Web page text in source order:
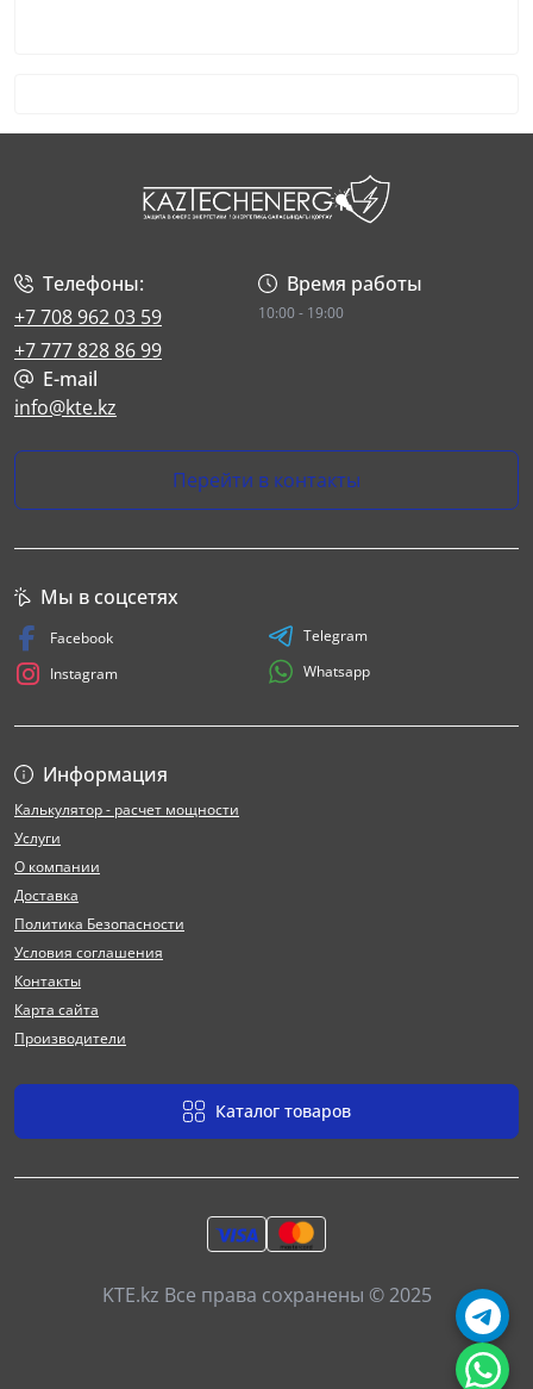
Телефоны:
+7 708 962 03 59
+7 777 828 86 99
Время работы
10:00 - 19:00
E-mail
info@kte.kz
Перейти в контакты
Информация
Калькулятор - расчет мощности
Услуги
О компании
Доставка
Политика Безопасности
Условия соглашения
Контакты
Карта сайта
Производители
Каталог товаров
Мы в соцсетях
Facebook
Instagram
Telegram
Whatsapp
KTE.kz Все права сохранены © 2025